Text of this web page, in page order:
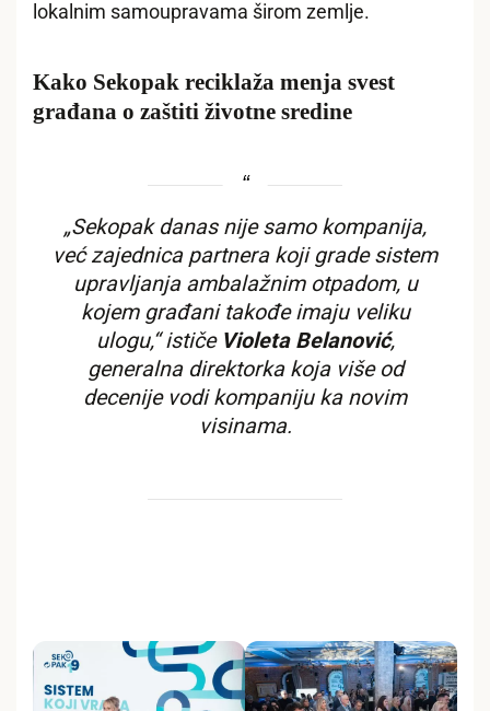
lokalnim samoupravama širom zemlje.
Kako Sekopak reciklaža menja svest
građana o zaštiti životne sredine
„Sekopak danas nije samo kompanija,
već zajednica partnera koji grade sistem
upravljanja ambalažnim otpadom, u
kojem građani takođe imaju veliku
ulogu,“ ističe Violeta Belanović,
generalna direktorka koja više od
decenije vodi kompaniju ka novim
visinama.